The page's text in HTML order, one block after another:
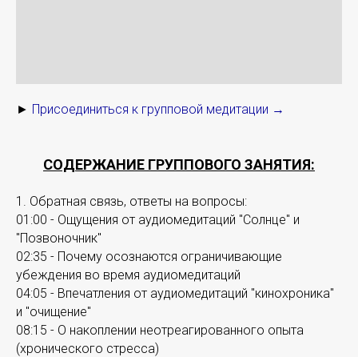
► Присоединиться к групповой медитации →
СОДЕРЖАНИЕ ГРУППОВОГО ЗАНЯТИЯ:
1. Обратная связь, ответы на вопросы:
01:00 - Ощущения от аудиомедитаций "Солнце" и
"Позвоночник"
02:35 - Почему осознаются ограничивающие
убеждения во время аудиомедитаций
04:05 - Впечатления от аудиомедитаций "кинохроника"
и "очищение"
08:15 - О накоплении неотреагированного опыта
(хронического стресса)